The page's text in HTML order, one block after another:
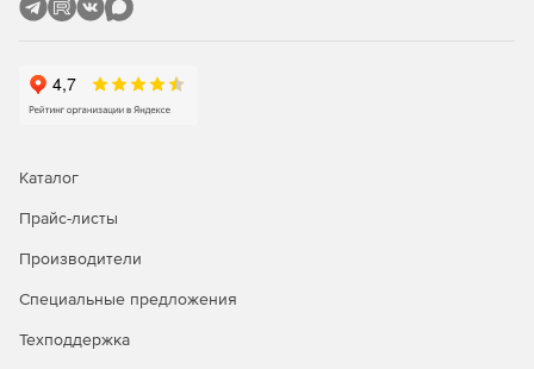
Каталог
Прайс-листы
Производители
Специальные предложения
Техподдержка